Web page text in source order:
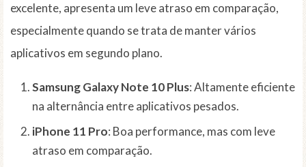
excelente, apresenta um leve atraso em comparação,
especialmente quando se trata de manter vários
aplicativos em segundo plano.
Samsung Galaxy Note 10 Plus: Altamente eficiente
na alternância entre aplicativos pesados.
iPhone 11 Pro: Boa performance, mas com leve
atraso em comparação.